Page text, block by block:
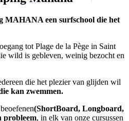
MAHANA een surfschool die het
tot Plage de la Pège in Saint
wild is gebleven, weinig bezocht en
die het plezier van glijden wil
kan zwemmen.
(ShortBoard, Longboard,
probleem, in elk van onze cursussen